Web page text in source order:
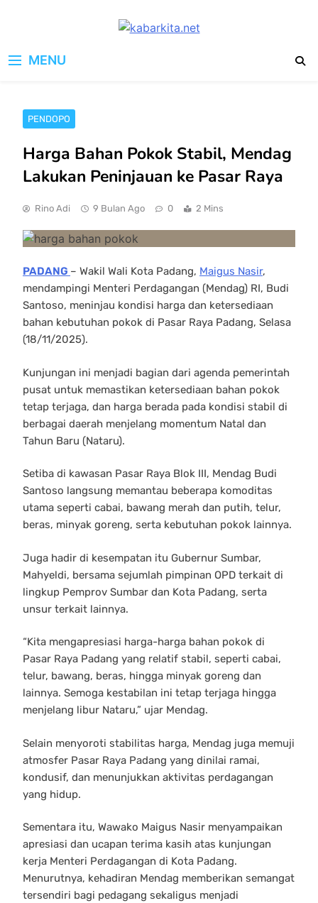
MENU
PENDOPO
Harga Bahan Pokok Stabil, Mendag
Lakukan Peninjauan ke Pasar Raya
Rino Adi 9 Bulan Ago 0 2 Mins
PADANG – Wakil Wali Kota Padang, Maigus Nasir,
mendampingi Menteri Perdagangan (Mendag) RI, Budi
Santoso, meninjau kondisi harga dan ketersediaan
bahan kebutuhan pokok di Pasar Raya Padang, Selasa
(18/11/2025).
Kunjungan ini menjadi bagian dari agenda pemerintah
pusat untuk memastikan ketersediaan bahan pokok
tetap terjaga, dan harga berada pada kondisi stabil di
berbagai daerah menjelang momentum Natal dan
Tahun Baru (Nataru).
Setiba di kawasan Pasar Raya Blok III, Mendag Budi
Santoso langsung memantau beberapa komoditas
utama seperti cabai, bawang merah dan putih, telur,
beras, minyak goreng, serta kebutuhan pokok lainnya.
Juga hadir di kesempatan itu Gubernur Sumbar,
Mahyeldi, bersama sejumlah pimpinan OPD terkait di
lingkup Pemprov Sumbar dan Kota Padang, serta
unsur terkait lainnya.
“Kita mengapresiasi harga-harga bahan pokok di
Pasar Raya Padang yang relatif stabil, seperti cabai,
telur, bawang, beras, hingga minyak goreng dan
lainnya. Semoga kestabilan ini tetap terjaga hingga
menjelang libur Nataru,” ujar Mendag.
Selain menyoroti stabilitas harga, Mendag juga memuji
atmosfer Pasar Raya Padang yang dinilai ramai,
kondusif, dan menunjukkan aktivitas perdagangan
yang hidup.
Sementara itu, Wawako Maigus Nasir menyampaikan
apresiasi dan ucapan terima kasih atas kunjungan
kerja Menteri Perdagangan di Kota Padang.
Menurutnya, kehadiran Mendag memberikan semangat
tersendiri bagi pedagang sekaligus menjadi